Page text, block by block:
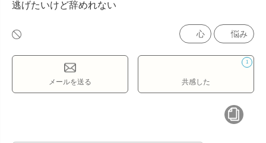
逃げたいけど辞めれない
心 悩み
メールを送る
1
共感した